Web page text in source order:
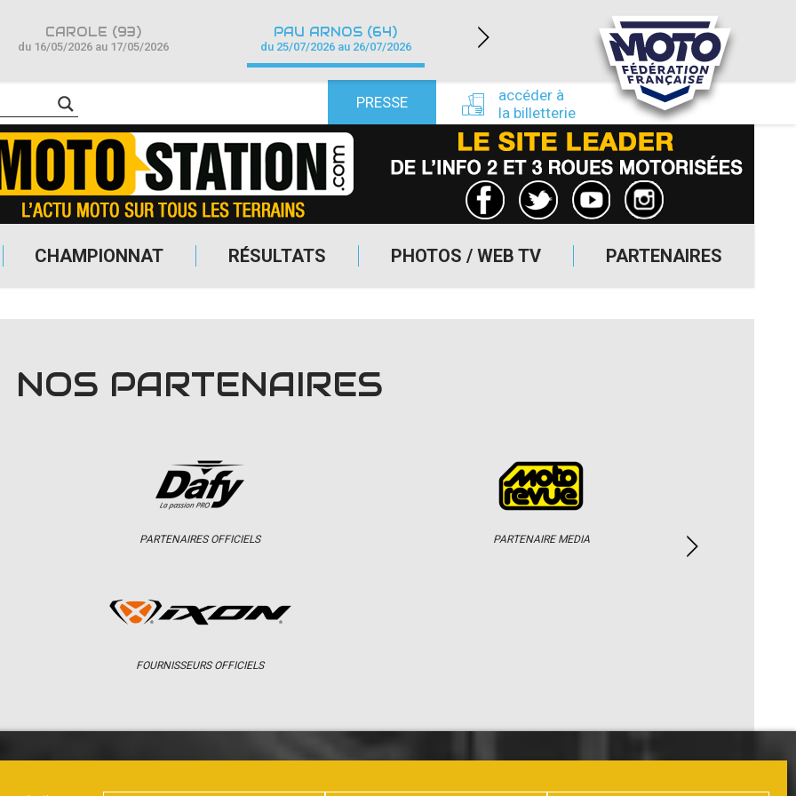
CHAMPIONNAT RÉSULTATS PHOTOS / WEB TV PARTENAIRES
PRESSE
accéder à
la billetterie
CAROLE (93)
du 16/05/2026 au 17/05/2026
PAU ARNOS (64)
du 25/07/2026 au 26/07/2026
LÉDENON (30)
du 22/08/2026 au 23/08/2026
NOS PARTENAIRES
PARTENAIRES OFFICIELS
FOURNISSEURS OFFICIELS
PARTENAIRE MEDIA
CHAMPIONNAT RÉSULTATS PHOTOS / WEB TV PARTENAIRES